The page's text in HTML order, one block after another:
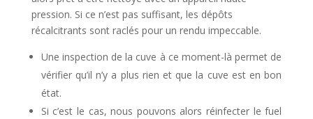
pression. Si ce n’est pas suffisant, les dépôts
récalcitrants sont raclés pour un rendu impeccable.
Une inspection de la cuve à ce moment-là permet de
vérifier qu’il n’y a plus rien et que la cuve est en bon
état.
Si c’est le cas, nous pouvons alors réinfecter le fuel